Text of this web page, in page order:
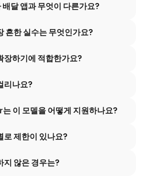
달 앱과 무엇이 다른가요?
흔한 실수는 무엇인가요?
장하기에 적합한가요?
리나요?
이 모델을 어떻게 지원하나요?
로 제한이 있나요?
지 않은 경우는?